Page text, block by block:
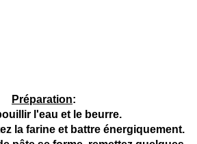
Préparation:
l'eau et le beurre.
la farine et battre énergiquement.